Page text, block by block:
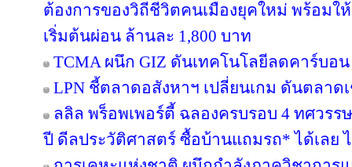
ต้องการของวิถีชีวิตคนเมืองยุคใหม่ พร้อมให้
เริ่มต้นผ่อน ล้านละ 1,800 บาท
TCMA ผนึก GIZ ดันเทคโนโลยีลดคาร์บอน
LPN ชี้ตลาดอสังหาฯ เปลี่ยนเกม ดันตลา
ลลิล พร็อพเพอร์ตี้ ฉลองครบรอบ 4 ทศวรร
ปี ดีลประวัติศาสตร์ ซื้อบ้านแถมรถ* ได้เลย